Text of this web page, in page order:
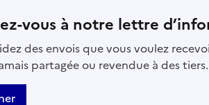
vous à notre lettre
des envois que vous voulez
partagée ou revendue à des tiers.